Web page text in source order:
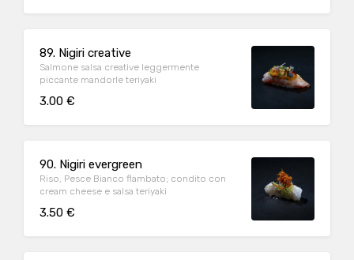
89. Nigiri creative
Salmone salsa creative leggermente
piccante mandorle teriyaki
3.00 €
90. Nigiri evergreen
Riso, Pesce Bianco flambato; condito con
cream cheese e salsa teriyaki
3.50 €